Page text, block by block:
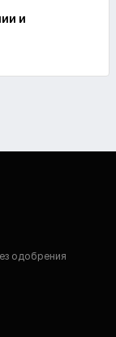
и
одобрения